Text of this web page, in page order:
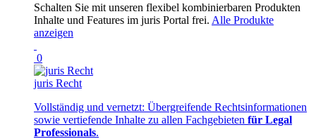
Schalten Sie mit unseren flexibel kombinierbaren Produkten
Inhalte und Features im juris Portal frei. Alle Produkte
anzeigen
0
juris Recht
Vollständig und vernetzt: Übergreifende Rechtsinformationen
sowie vertiefende Inhalte zu allen Fachgebieten für Legal
Professionals.